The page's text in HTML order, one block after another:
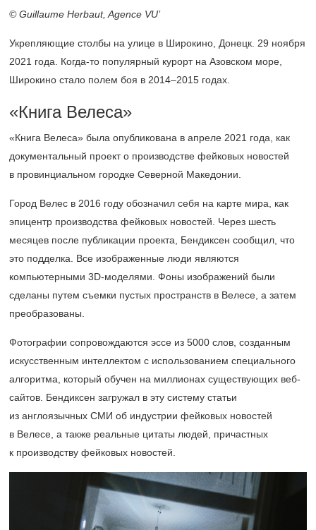
© Guillaume Herbaut, Agence VU’
Укрепляющие столбы на улице в Широкино, Донецк. 29 ноября
2021 года. Когда-то популярный курорт на Азовском море,
Широкино стало полем боя в 2014–2015 годах.
«Книга Велеса»
«Книга Велеса» была опубликована в апреле 2021 года, как
документальный проект о производстве фейковых новостей
в провинциальном городке Северной Македонии.
Город Велес в 2016 году обозначил себя на карте мира, как
эпицентр производства фейковых новостей. Через шесть
месяцев после публикации проекта, Бендиксен сообщил, что
это подделка. Все изображенные люди являются
компьютерными 3D-моделями. Фоны изображений были
сделаны путем съемки пустых пространств в Велесе, а затем
преобразованы.
Фотографии сопровождаются эссе из 5000 слов, созданным
искусственным интеллектом с использованием специального
алгоритма, который обучен на миллионах существующих веб-
сайтов. Бендиксен загружал в эту систему статьи
из англоязычных СМИ об индустрии фейковых новостей
в Велесе, а также реальные цитаты людей, причастных
к производству фейковых новостей.